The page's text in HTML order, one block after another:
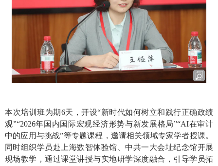
本次培训班为期6天，开设“新时代如何树立和践行正确政绩
观”“2026年国内国际宏观经济形势与新发展格局”“AI在审计
中的应用与挑战”等专题课程，邀请相关领域专家学者授课。
同时组织学员赴上海数智体验馆、中共一大会址纪念馆开展
现场教学，通过课堂讲授与实地研学深度融合，引导学员拓